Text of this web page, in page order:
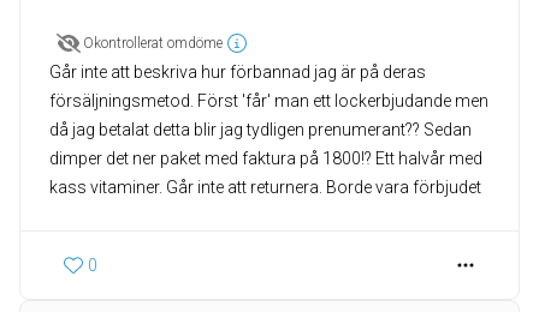
Okontrollerat omdöme
Går inte att beskriva hur förbannad jag är på deras
försäljningsmetod. Först 'får' man ett lockerbjudande men
då jag betalat detta blir jag tydligen prenumerant?? Sedan
dimper det ner paket med faktura på 1800!? Ett halvår med
kass vitaminer. Går inte att returnera. Borde vara förbjudet
0